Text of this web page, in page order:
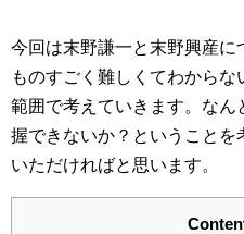
今回は末野謙一と末野興産
ものすごく難しくてわから
範囲で考えていきます。な
握できないか？ということ
いただければと思います。